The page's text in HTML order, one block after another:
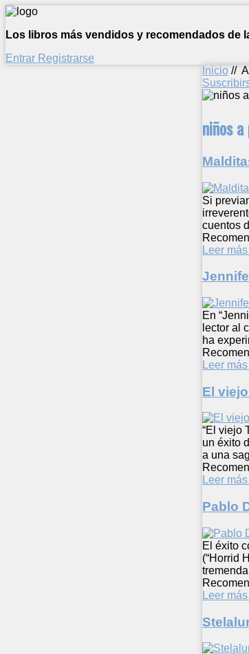
Los libros más vendidos y recomendados de
Entrar Registrarse
Inicio //
niños
Si
cuentos
Leer más
En
lector al
ha
Leer más
El
“El viejo
un éxito
a una
Leer más
Pablo
El éxito
(“Horrid
Leer más